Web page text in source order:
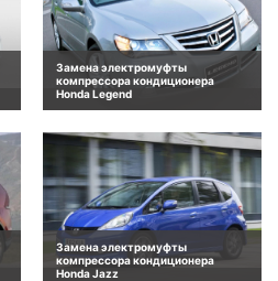
Замена электромуфты
компрессора кондиционера
Honda Legend
Замена электромуфты
компрессора кондиционера
Honda Jazz